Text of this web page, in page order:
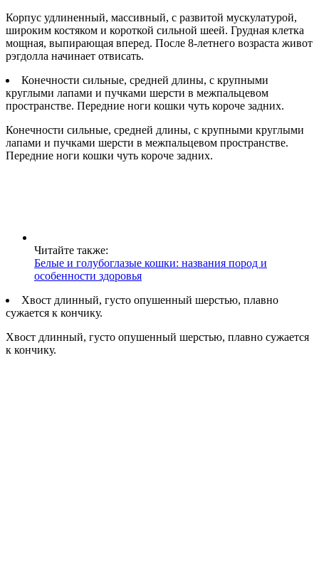
Корпус удлиненный, массивный, с развитой мускулатурой,
широким костяком и короткой сильной шеей. Грудная клетка
мощная, выпирающая вперед. После 8-летнего возраста живот
рэгдолла начинает отвисать.
Конечности сильные, средней длины, с крупными
круглыми лапами и пучками шерсти в межпальцевом
пространстве. Передние ноги кошки чуть короче задних.
Конечности сильные, средней длины, с крупными круглыми
лапами и пучками шерсти в межпальцевом пространстве.
Передние ноги кошки чуть короче задних.
Читайте также:
Белые и голубоглазые кошки: названия пород и
особенности здоровья
Хвост длинный, густо опушенный шерстью, плавно
сужается к кончику.
Хвост длинный, густо опушенный шерстью, плавно сужается
к кончику.